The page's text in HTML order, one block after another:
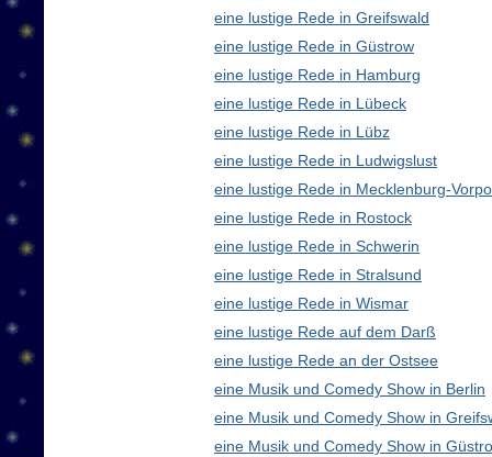
eine lustige Rede in Greifswald
eine lustige Rede in Güstrow
eine lustige Rede in Hamburg
eine lustige Rede in Lübeck
eine lustige Rede in Lübz
eine lustige Rede in Ludwigslust
eine lustige Rede in Mecklenburg-
eine lustige Rede in Rostock
eine lustige Rede in Schwerin
eine lustige Rede in Stralsund
eine lustige Rede in Wismar
eine lustige Rede auf dem Darß
eine lustige Rede an der Ostsee
eine Musik und Comedy Show in Berlin
eine Musik und Comedy Show in
eine Musik und Comedy Show in